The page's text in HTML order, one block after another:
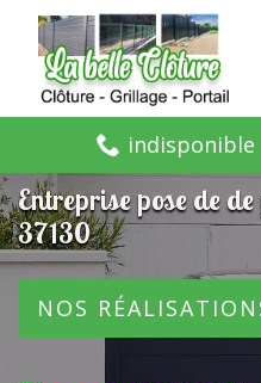
indisponible
Entreprise pose de
37130
NOS